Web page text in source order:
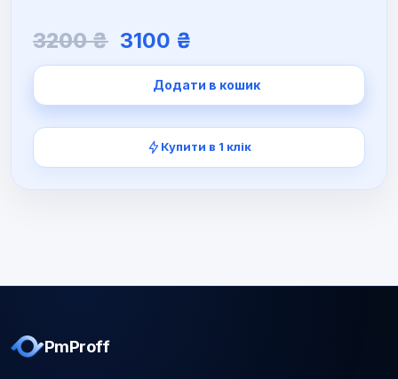
3200₴ Оригінальна
ціна:
3200 ₴.
3100 ₴
ціна:
3100 ₴.
Додати в кошик
Купити в 1 клік
PmProff